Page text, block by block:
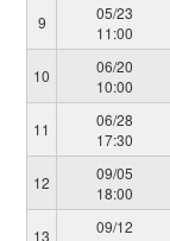
9
05/23
11:00
10
06/20
10:00
11
06/28
17:30
12
09/05
18:00
13
09/12